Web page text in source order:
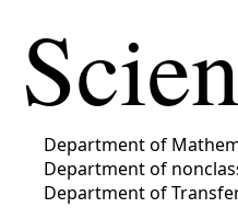
Department of
Department of
Department of